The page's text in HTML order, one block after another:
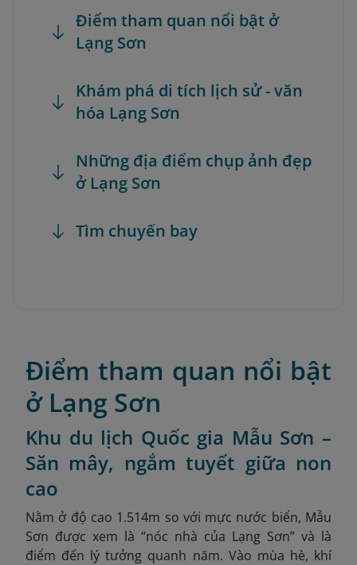
Điểm tham quan nổi bật ở
Lạng Sơn
Khám phá di tích lịch sử - văn
hóa Lạng Sơn
Những địa điểm chụp ảnh đẹp
ở Lạng Sơn
Tìm chuyến bay
Điểm tham quan nổi bật
ở Lạng Sơn
Khu du lịch Quốc gia Mẫu Sơn –
Săn mây, ngắm tuyết giữa non
cao
Nằm ở độ cao 1.514m so với mực nước biển, Mẫu
Sơn được xem là “nóc nhà của Lạng Sơn” và là
điểm đến lý tưởng quanh năm. Vào mùa hè, khí